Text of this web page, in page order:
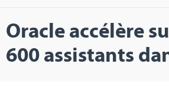
Oracle accélère
600 assistants